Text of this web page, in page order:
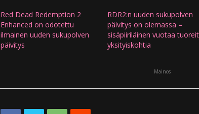
Red Dead Redemption 2
Enhanced on odotettu
ilmainen uuden sukupolven
päivitys
RDR2:n uuden sukupolven
päivitys on olemassa –
sisäpiiriläinen vuotaa
yksityiskohtia
Mainos